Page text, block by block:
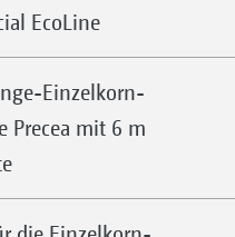
EcoLine
Einzelkorn-
Precea mit 6 m